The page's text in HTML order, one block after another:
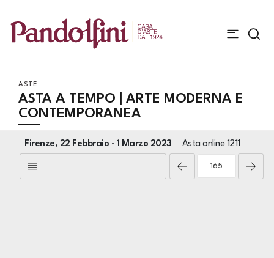
ASTE
ASTA A TEMPO | ARTE MODERNA E
CONTEMPORANEA
Firenze, 22 Febbraio - 1 Marzo 2023 Asta online 1211